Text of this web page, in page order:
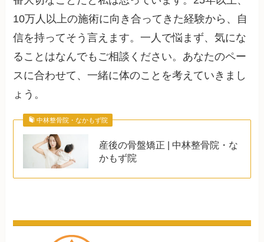
10万人以上の施術に向き合ってきた経験から、自
信を持ってそう言えます。一人で悩まず、気にな
ることはなんでもご相談ください。あなたのペー
スに合わせて、一緒に体のことを考えていきまし
ょう。
中林整骨院・なかもず院
産後の骨盤矯正 | 中林整骨院・な
かもず院